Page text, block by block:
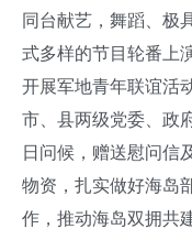
同台献艺，舞蹈、极
式多样的节目轮番上
开展军地青年联谊活
市、县两级党委、政
日问候，赠送慰问信
物资，扎实做好海岛
作，推动海岛双拥共